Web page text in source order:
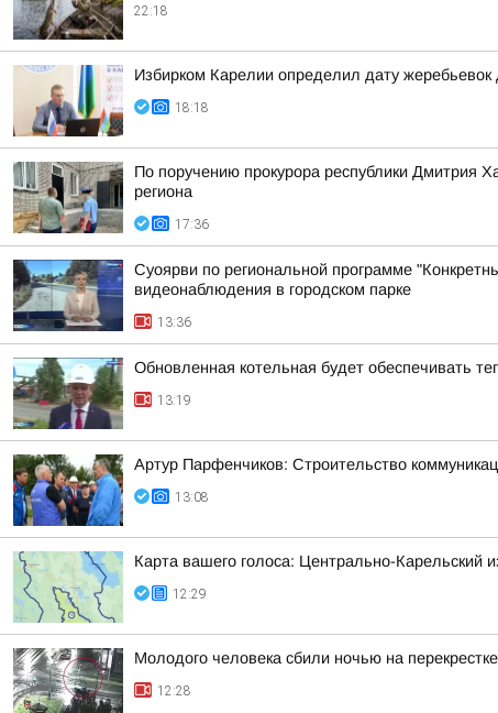
22:18
Избирком Карелии определил дату
18:18
По поручению прокурора республики Дмитрия
региона
17:36
Суоярви по региональной программе
видеонаблюдения в городском парке
13:36
Обновленная котельная будет обеспечивать
13:19
Артур Парфенчиков: Строительство
13:08
Карта вашего голоса: Центрально-Карельский
12:29
Молодого человека сбили ночью на
12:28